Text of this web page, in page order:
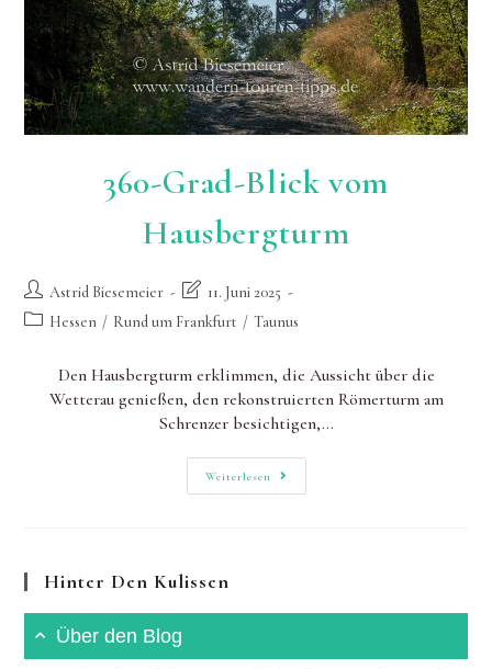
360-Grad-Blick vom
Hausbergturm
Beitrags-
Autor:
Astrid Biesemeier
Beitrag
zuletzt
11. Juni 2025
Beitrags-
Hessen / Rund um Frankfurt / Taunus
Den Hausbergturm erklimmen, die Aussicht über die
Wetterau genießen, den rekonstruierten Römerturm am
Schrenzer besichtigen,…
Weiterlesen
360-
Grad-
Hinter Den Kulissen
Über den Blog